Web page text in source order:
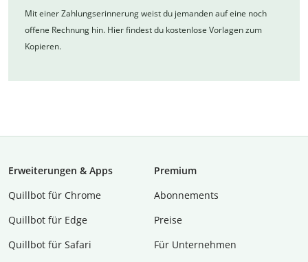
Mit einer Zahlungserinnerung weist du jemanden auf eine noch
offene Rechnung hin. Hier findest du kostenlose Vorlagen zum
Kopieren.
Erweiterungen & Apps
Quillbot für Chrome
Quillbot für Edge
Quillbot für Safari
Premium
Abon­ne­ments
Preise
Für Unternehmen